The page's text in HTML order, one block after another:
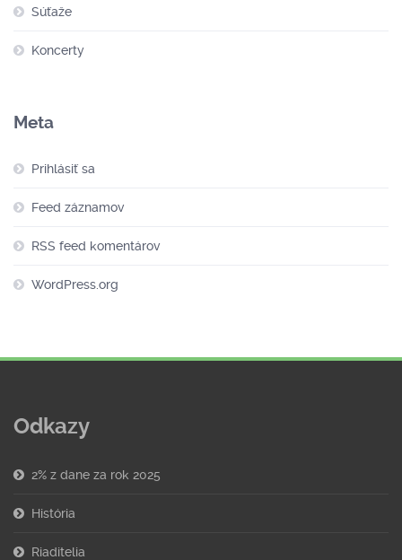
Súťaže
Koncerty
Meta
Prihlásiť sa
Feed záznamov
RSS feed komentárov
WordPress.org
Odkazy
2% z dane za rok 2025
História
Riaditelia